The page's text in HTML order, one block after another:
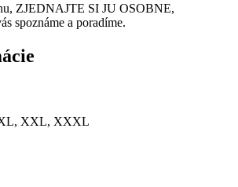
ZJEDNAJTE SI JU OSOBNE,
spoznáme a poradíme.
XXL, XXXL